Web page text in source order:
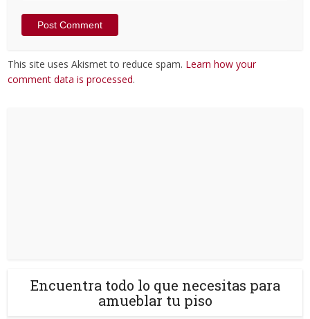
This site uses Akismet to reduce spam. Learn how your
comment data is processed.
Encuentra todo lo que necesitas para
amueblar tu piso